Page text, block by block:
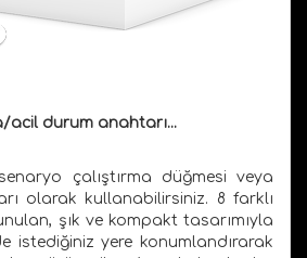
acil durum anahtarı...
çalıştırma düğmesi veya
olarak kullanabilirsiniz. 8 farklı
şık ve kompakt tasarımıyla
istediğiniz yere konumlandırarak